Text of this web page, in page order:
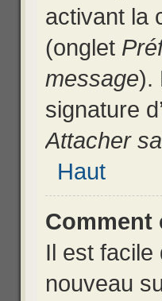
activant la
(onglet
message).
signature
Attacher
Haut
Comment
Il est facile
nouveau